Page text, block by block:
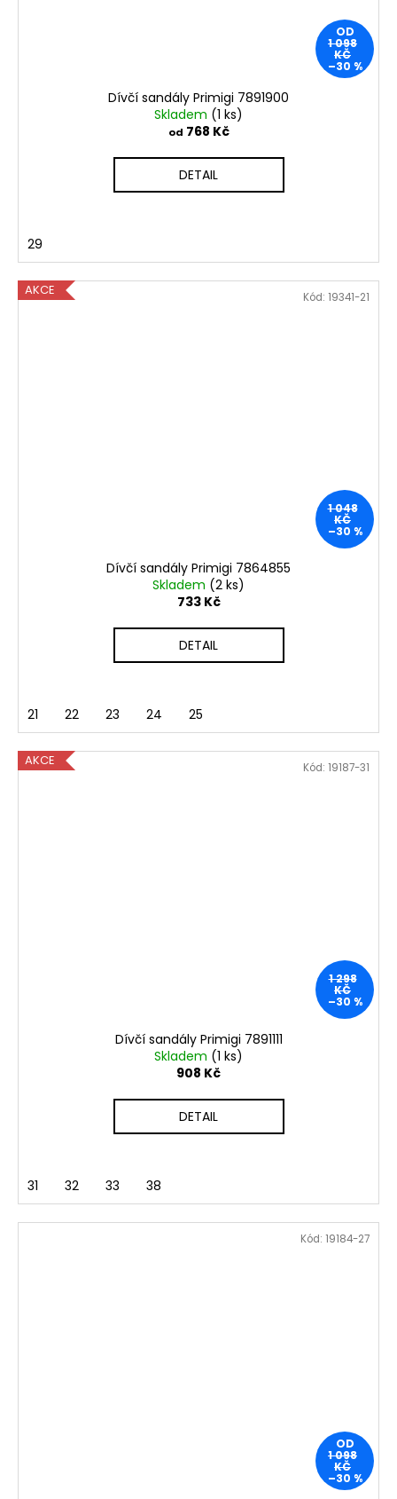
OD
1 098
KČ
–30 %
Dívčí sandály Primigi 7891900
Skladem (1 ks)
od 768 Kč
DETAIL
29
AKCE
1 048
KČ
–30 %
Dívčí sandály Primigi 7864855
Skladem (2 ks)
733 Kč
DETAIL
21 22 23 24 25
Kód: 19341-21
AKCE
1 298
KČ
–30 %
Dívčí sandály Primigi 7891111
Skladem (1 ks)
908 Kč
DETAIL
31 32 33 38
Kód: 19187-31
OD
1 098
KČ
–30 %
Kód: 19184-27